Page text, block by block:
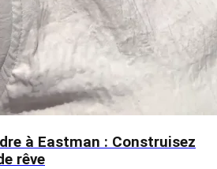
à Eastman : Construisez
rêve